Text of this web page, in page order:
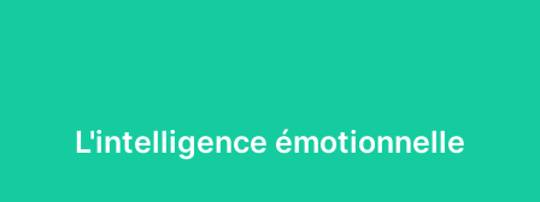
L'intelligence émotionnelle